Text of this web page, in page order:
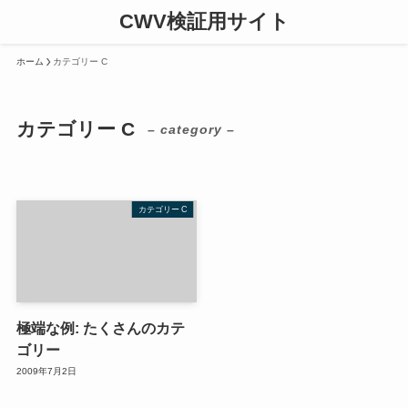
CWV検証用サイト
ホーム カテゴリー C
カテゴリー C – category –
カテゴリー C
極端な例: たくさんのカテ
ゴリー
2009年7月2日